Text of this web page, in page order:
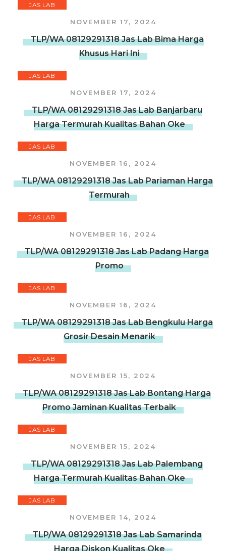
JAS LAB
NOVEMBER 17, 2024
TLP/WA 08129291318 Jas Lab Bima Harga
Khusus Hari Ini
JAS LAB
NOVEMBER 17, 2024
TLP/WA 08129291318 Jas Lab Banjarbaru
Harga Termurah Kualitas Bahan Oke
JAS LAB
NOVEMBER 16, 2024
TLP/WA 08129291318 Jas Lab Pariaman Harga
Termurah
JAS LAB
NOVEMBER 16, 2024
TLP/WA 08129291318 Jas Lab Padang Harga
Promo
JAS LAB
NOVEMBER 16, 2024
TLP/WA 08129291318 Jas Lab Bengkulu Harga
Grosir Desain Menarik
JAS LAB
NOVEMBER 15, 2024
TLP/WA 08129291318 Jas Lab Bontang Harga
Promo Jaminan Kualitas Terbaik
JAS LAB
NOVEMBER 15, 2024
TLP/WA 08129291318 Jas Lab Palembang
Harga Termurah Kualitas Bahan Oke
JAS LAB
NOVEMBER 14, 2024
TLP/WA 08129291318 Jas Lab Samarinda
Harga Diskon Kualitas Oke